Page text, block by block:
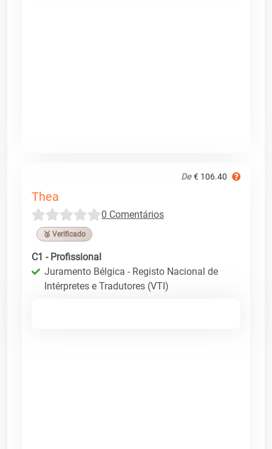
De € 106.40
Thea
0 Comentários
🥉 Verificado
C1 - Profissional
Juramento Bélgica - Registo Nacional de
Intérpretes e Tradutores (VTI)